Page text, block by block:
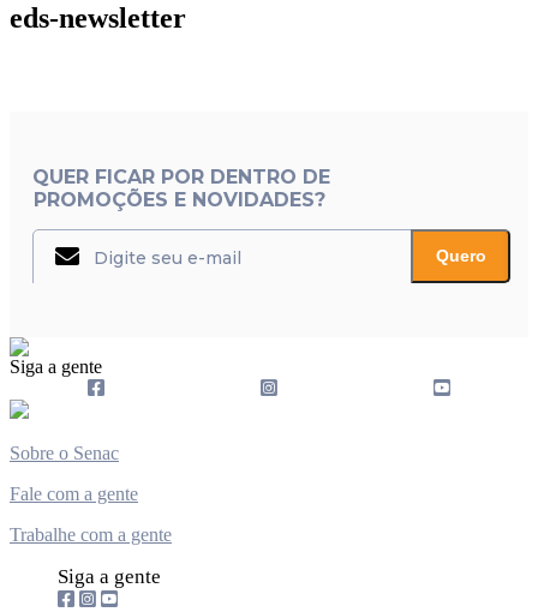
eds-newsletter
QUER FICAR POR DENTRO DE
PROMOÇÕES E NOVIDADES?
Quero
Siga a gente
Sobre o Senac
Fale com a gente
Trabalhe com a gente
Siga a gente